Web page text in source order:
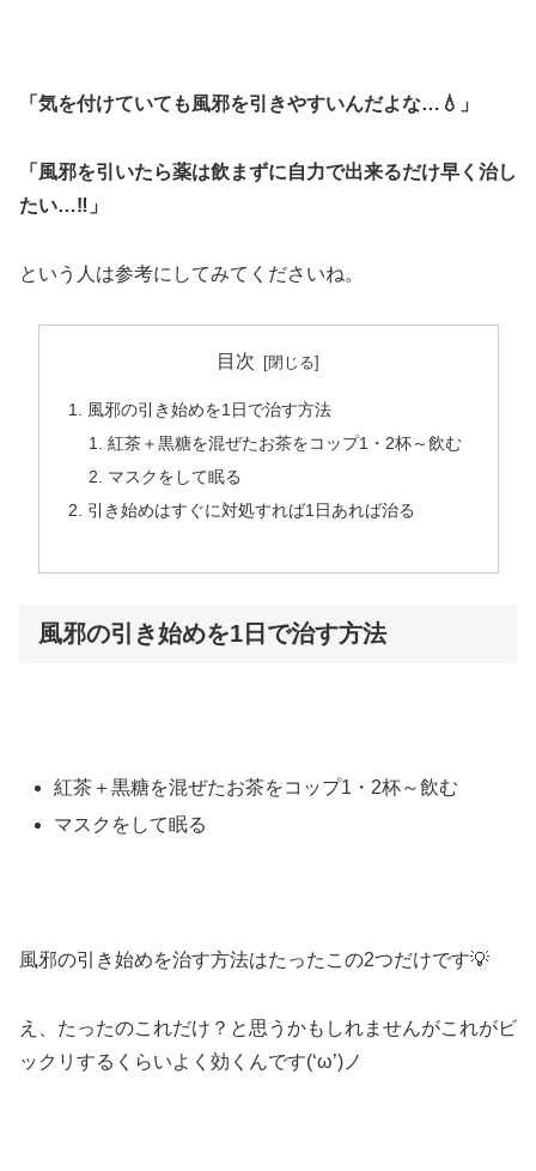
「気を付けていても風邪を引きやすいんだよな…💧」
「風邪を引いたら薬は飲まずに自力で出来るだけ早く治し
たい…‼」
という人は参考にしてみてくださいね。
目次
風邪の引き始めを1日で治す方法
紅茶＋黒糖を混ぜたお茶をコップ1・2杯～飲む
マスクをして眠る
引き始めはすぐに対処すれば1日あれば治る
風邪の引き始めを1日で治す方法
紅茶＋黒糖を混ぜたお茶をコップ1・2杯～飲む
マスクをして眠る
風邪の引き始めを治す方法はたったこの2つだけです💡
え、たったのこれだけ？と思うかもしれませんがこれがビ
ックリするくらいよく効くんです(‘ω’)ノ